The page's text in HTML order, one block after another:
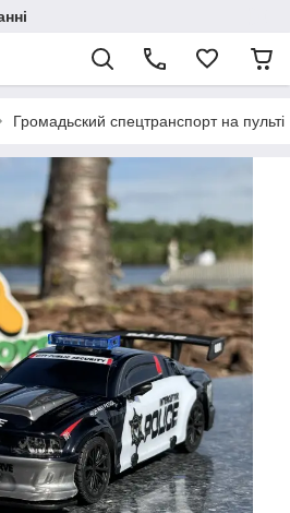
Громадьский спецтранспорт на пульті